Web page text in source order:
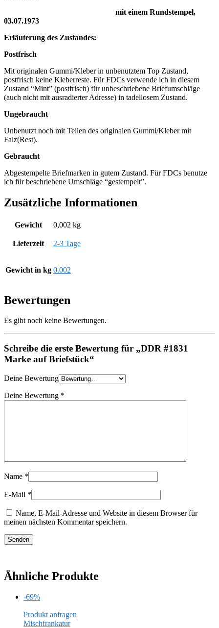
mit einem Rundstempel,
03.07.1973
Erläuterung des Zustandes:
Postfrisch
Mit originalen Gummi/Kleber in unbenutztem Top Zustand,
postfrisch keine Kleberreste. Für FDCs verwende ich in diesem
Zustand “Mint” (postfrisch) für unbeschriebene Briefumschläge
(auch nicht mit ausradierter Adresse) in tadellosem Zustand.
Ungebraucht
Unbenutzt noch mit Teilen des originalen Gummi/Kleber mit
Falz(Rest).
Gebraucht
Abgestempelte Briefmarken in gutem Zustand. Für FDCs benutze
ich für beschriebene Umschläge “gestempelt”.
Zusätzliche Informationen
Gewicht 0,002 kg
Lieferzeit 2-3 Tage
Gewicht in kg 0.002
Bewertungen
Es gibt noch keine Bewertungen.
Schreibe die erste Bewertung für „DDR #1831
Marke auf Briefstück“
Deine Bewertung
Deine Bewertung *
Name *
E-Mail *
Name, E-Mail-Adresse und Website in diesem Browser für
meinen nächsten Kommentar speichern.
Ähnliche Produkte
-69%
Produkt anfragen
Mischfrankatur